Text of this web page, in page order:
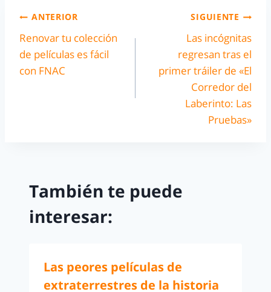
ANTERIOR
Renovar tu colección
de películas es fácil
con FNAC
SIGUIENTE
Las incógnitas
regresan tras el
primer tráiler de «El
Corredor del
Laberinto: Las
Pruebas»
También te puede
interesar:
Las peores películas de
extraterrestres de la historia